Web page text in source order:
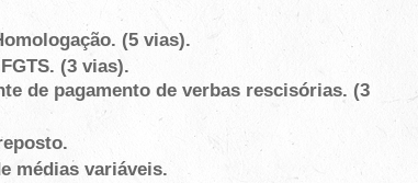
(5 vias).
(3 vias).
de pagamento de verbas rescisórias. (3
médias variáveis.